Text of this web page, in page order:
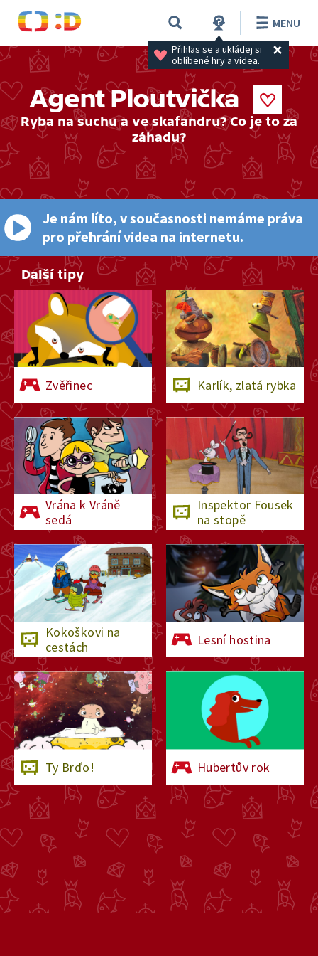
Přihlas se a ukládej si
oblíbené hry a videa.
MENU
Agent Ploutvička
Ryba na suchu a ve skafandru? Co je to za
záhadu?
Je nám líto, v současnosti nemáme práva
pro přehrání videa na internetu.
Další tipy
Zvěřinec Karlík, zlatá rybka
Vrána k Vráně
sedá
Inspektor Fousek
na stopě
Kokoškovi na
cestách
Lesní hostina
Ty Brďo! Hubertův rok